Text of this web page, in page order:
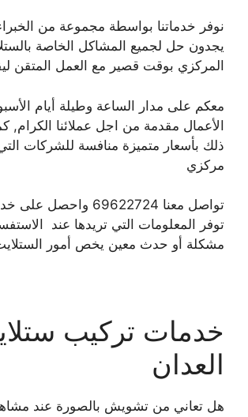
نوفر خدماتنا بواسطة مجموعة من الخبراء
يجدون حل لجميع المشاكل الخاصة
المركزي بوقت قصير مع العمل المتقن
معكم على مدار الساعة وطيلة أيام
الأعمال مقدمة من اجل عملائنا الكرام,
ذلك بأسعار متميزة منافسة للشركات
مركزي
تواصل معنا 69622724
توفر المعلومات التي تريدها عند
مشكلة أو حدث معين يخص أمور
خدمات تركيب
العدان
هل تعاني من تشويش بالصورة عند